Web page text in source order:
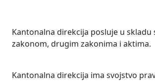
Kantonalna direkcija posluje u skladu
zakonom, drugim zakonima i aktima.
Kantonalna direkcija ima svojstvo